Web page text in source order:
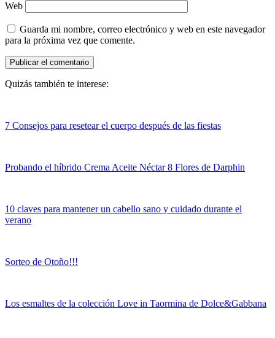
Web
Guarda mi nombre, correo electrónico y web en este navegador
para la próxima vez que comente.
Quizás también te interese:
7 Consejos para resetear el cuerpo después de las fiestas
Probando el híbrido Crema Aceite Néctar 8 Flores de Darphin
10 claves para mantener un cabello sano y cuidado durante el
verano
Sorteo de Otoño!!!
Los esmaltes de la colección Love in Taormina de Dolce&Gabbana